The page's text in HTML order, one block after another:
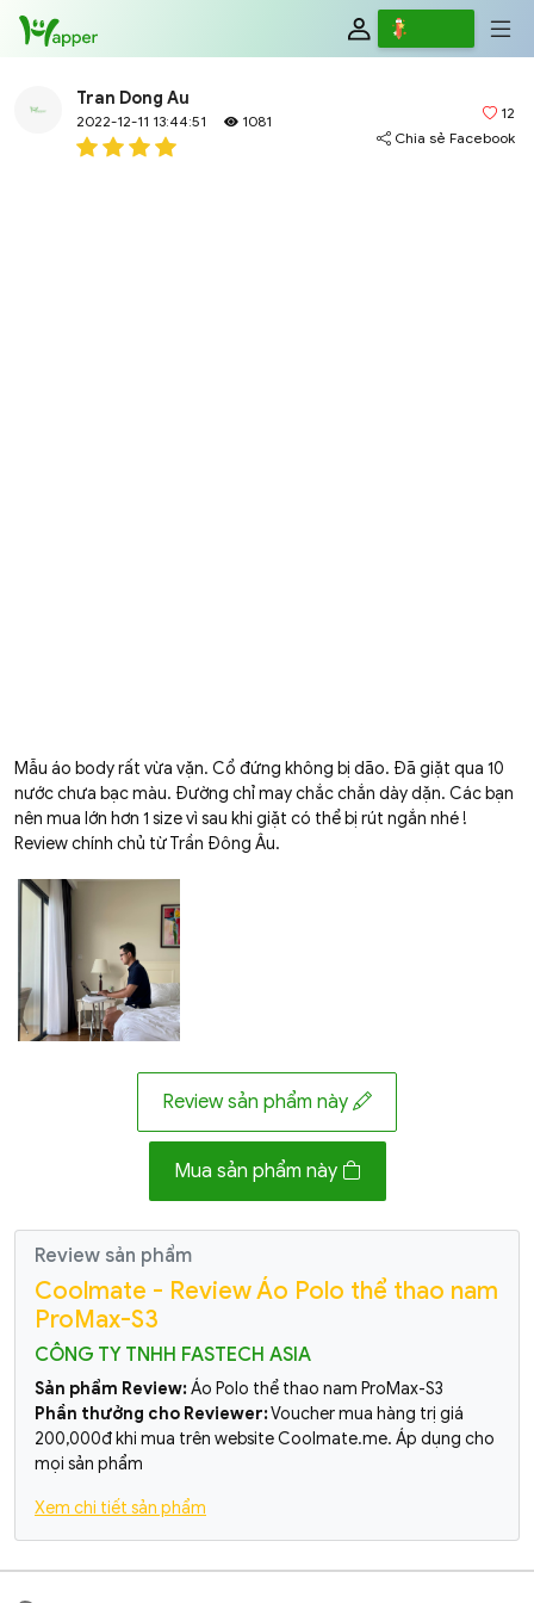
Tran Dong Au
2022-12-11 13:44:51 1081
12
Chia sẻ Facebook
Mẫu áo body rất vừa vặn. Cổ đứng không bị dão. Đã giặt qua 10
nước chưa bạc màu. Đường chỉ may chắc chắn dày dặn. Các bạn
nên mua lớn hơn 1 size vì sau khi giặt có thể bị rút ngắn nhé !
Review chính chủ từ Trần Đông Âu.
Review sản phẩm này
Mua sản phẩm này
Review sản phẩm
Coolmate - Review Áo Polo thể thao nam
ProMax-S3
CÔNG TY TNHH FASTECH ASIA
Sản phẩm Review:Áo Polo thể thao nam ProMax-S3
Phần thưởng cho Reviewer:Voucher mua hàng trị giá
200,000đ khi mua trên website Coolmate.me. Áp dụng cho
mọi sản phẩm
Xem chi tiết sản phẩm